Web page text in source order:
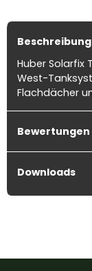
1xHUBER
W PV-
Beschreibung
Huber Solarfix
West-
Flachdächer
Bewertungen
Downloads